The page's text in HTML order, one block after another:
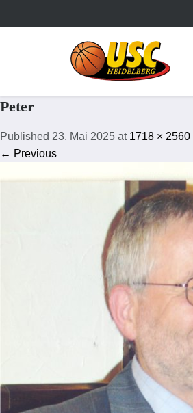
Peter
Published 23. Mai 2025 at 1718 × 2560
← Previous